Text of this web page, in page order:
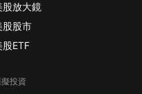
股放大鏡
股股市
股ETF
投資